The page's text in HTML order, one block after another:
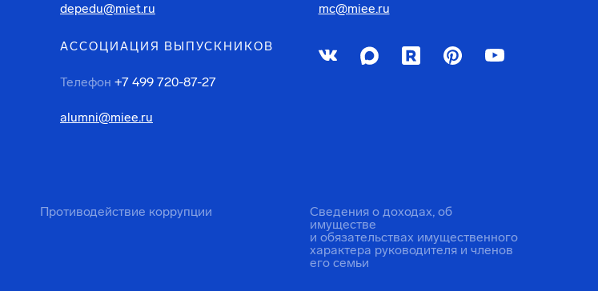
depedu@miet.ru
АССОЦИАЦИЯ ВЫПУСКНИКОВ
Телефон +7 499 720-87-27
alumni@miee.ru
mc@miee.ru
Противодействие коррупции
Сведения о доходах, об
имуществе
и обязательствах имущественного
характера руководителя и членов
его семьи